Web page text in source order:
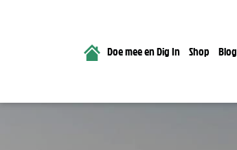
Doe mee en Dig In Shop Blog